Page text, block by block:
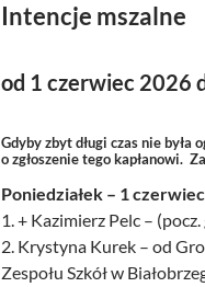
Intencje mszalne
od 1 czerwiec 2026
Gdyby zbyt długi czas nie była
o zgłoszenie tego kapłanowi.
Poniedziałek – 1 czerwiec
1. + Kazimierz Pelc – (pocz.
2. Krystyna Kurek – od
Zespołu Szkół w